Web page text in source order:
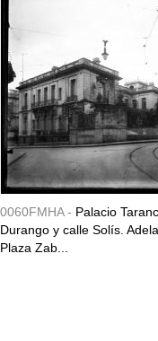
0060FMHA - Palacio
Durango y calle Solís.
Plaza Zab...